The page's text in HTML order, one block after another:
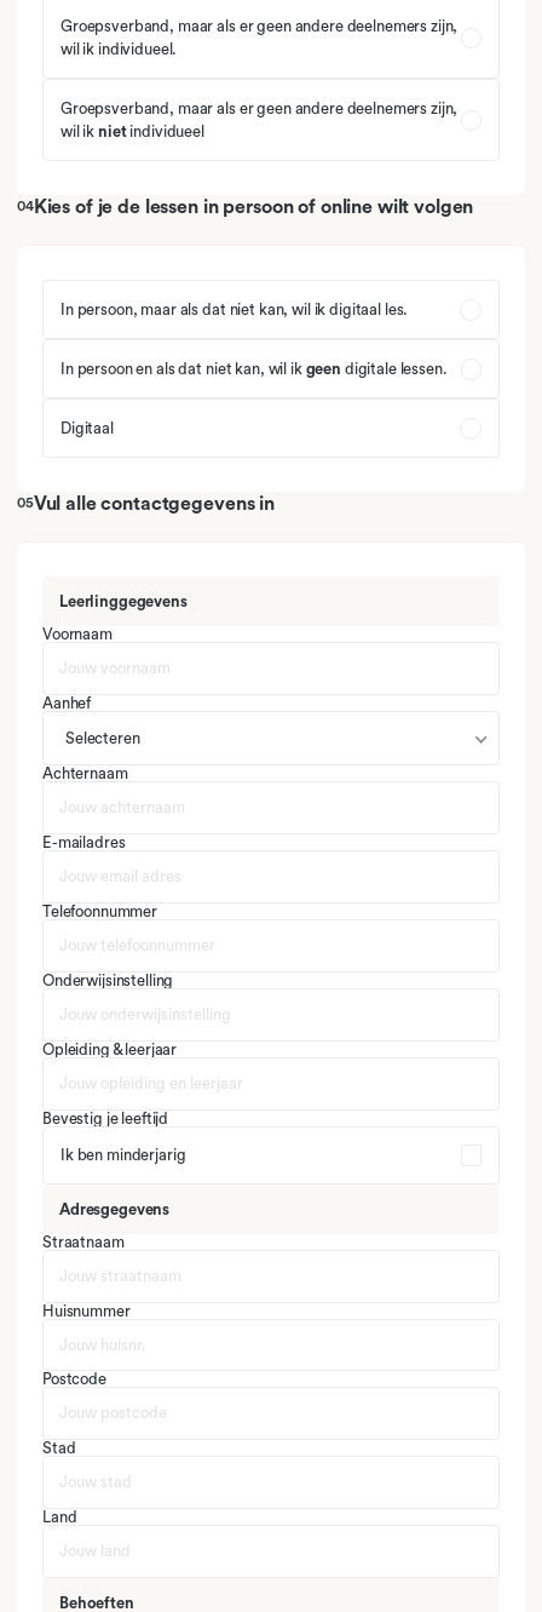
Groepsverband, maar als er geen andere deelnemers zijn,
wil ik individueel.
Groepsverband, maar als er geen andere deelnemers zijn,
wil ik nietindividueel
04Kies of je de lessen in persoon of online wilt volgen
In persoon, maar als dat niet kan, wil ik digitaal les.
In persoon en als dat niet kan, wil ik geen digitale lessen.
Digitaal
05Vul alle contactgegevens in
Leerlinggegevens
Voornaam
Aanhef
Selecteren
Achternaam
E-mailadres
Telefoonnummer
Onderwijsinstelling
Opleiding & leerjaar
Bevestig je leeftijd
Ik ben minderjarig
Adresgegevens
Straatnaam
Huisnummer
Postcode
Stad
Land
Behoeften